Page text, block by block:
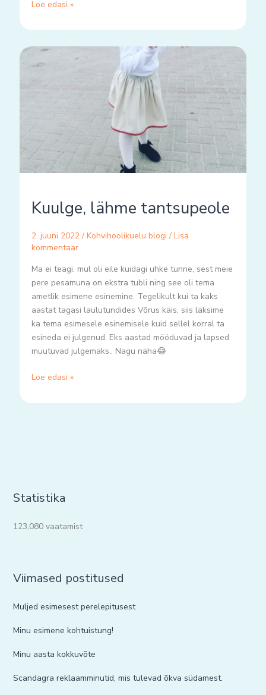
Loe edasi »
Kuulge, lähme tantsupeole
2. juuni 2022 / Kohvihoolikuelu blogi / Lisa
kommentaar
Ma ei teagi, mul oli eile kuidagi uhke tunne, sest meie
pere pesamuna on ekstra tubli ning see oli tema
ametlik esimene esinemine. Tegelikult kui ta kaks
aastat tagasi laulutundides Võrus käis, siis läksime
ka tema esimesele esinemisele kuid sellel korral ta
esineda ei julgenud. Eks aastad mööduvad ja lapsed
muutuvad julgemaks.. Nagu näha😂
Kuulge,
lähme
Loe edasi »
Statistika
123,080 vaatamist
Viimased postitused
Muljed esimesest perelepitusest
Minu esimene kohtuistung!
Minu aasta kokkuvõte
Scandagra reklaamminutid, mis tulevad õkva südamest.